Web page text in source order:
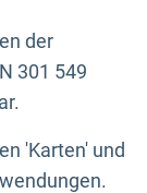
der
301 549
'Karten' und